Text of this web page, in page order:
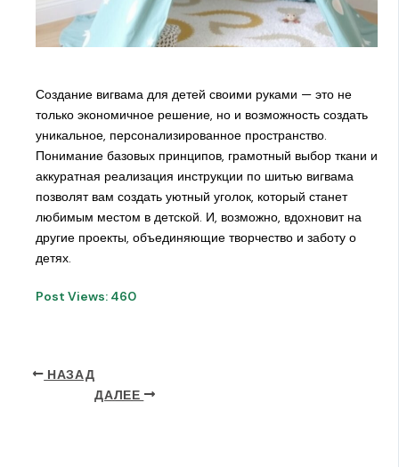
Создание вигвама для детей своими руками — это не
только экономичное решение, но и возможность создать
уникальное, персонализированное пространство.
Понимание базовых принципов, грамотный выбор ткани и
аккуратная реализация инструкции по шитью вигвама
позволят вам создать уютный уголок, который станет
любимым местом в детской. И, возможно, вдохновит на
другие проекты, объединяющие творчество и заботу о
детях.
Post Views: 460
НАЗАД
ДАЛЕЕ